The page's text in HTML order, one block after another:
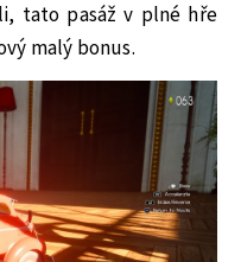
tato pasáž v plné hře
malý bonus.